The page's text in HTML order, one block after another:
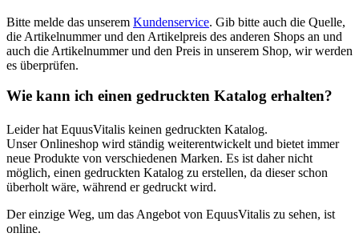
Bitte melde das unserem Kundenservice. Gib bitte auch die Quelle,
die Artikelnummer und den Artikelpreis des anderen Shops an und
auch die Artikelnummer und den Preis in unserem Shop, wir werden
es überprüfen.
Wie kann ich einen gedruckten Katalog erhalten?
Leider hat EquusVitalis keinen gedruckten Katalog.
Unser Onlineshop wird ständig weiterentwickelt und bietet immer
neue Produkte von verschiedenen Marken. Es ist daher nicht
möglich, einen gedruckten Katalog zu erstellen, da dieser schon
überholt wäre, während er gedruckt wird.
Der einzige Weg, um das Angebot von EquusVitalis zu sehen, ist
online.